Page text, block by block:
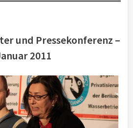
und Pressekonferenz –
2011